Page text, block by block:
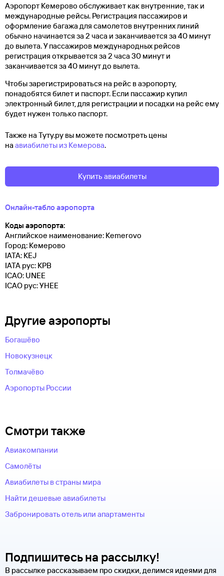
Аэропорт Кемерово обслуживает как внутренние, так и
международные рейсы. Регистрация пассажиров и
оформление багажа для самолетов внутренних линий
обычно начинается за 2 часа и заканчивается за 40 минут
до вылета. У пассажиров международных рейсов
регистрация открывается за 2 часа 30 минут и
заканчивается за 40 минут до вылета.
Чтобы зарегистрироваться на рейс в аэропорту,
понадобятся билет и паспорт. Если пассажир купил
электронный билет, для регистрации и посадки на рейс ему
будет нужен только паспорт.
Также на Туту.ру вы можете посмотреть цены
на авиабилеты из Кемерова.
Купить авиабилеты
Онлайн-табло аэропорта
Коды аэропорта:
Английское наименование: Kemerovo
Город: Кемерово
IATA: KEJ
IATA рус: КРВ
ICAO: UNEE
ICAO рус: УНЕЕ
Другие аэропорты
Богашёво
Новокузнецк
Толмачёво
Аэропорты России
Смотри также
Авиакомпании
Самолёты
Авиабилеты в страны мира
Найти дешевые авиабилеты
Забронировать отель или апартаменты
Подпишитесь на рассылку!
В рассылке рассказываем про скидки, делимся идеями для